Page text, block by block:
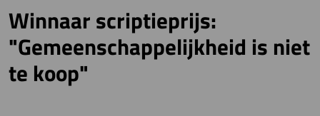
Winnaar scriptieprijs:
"Gemeenschappelijkheid is niet
te koop"